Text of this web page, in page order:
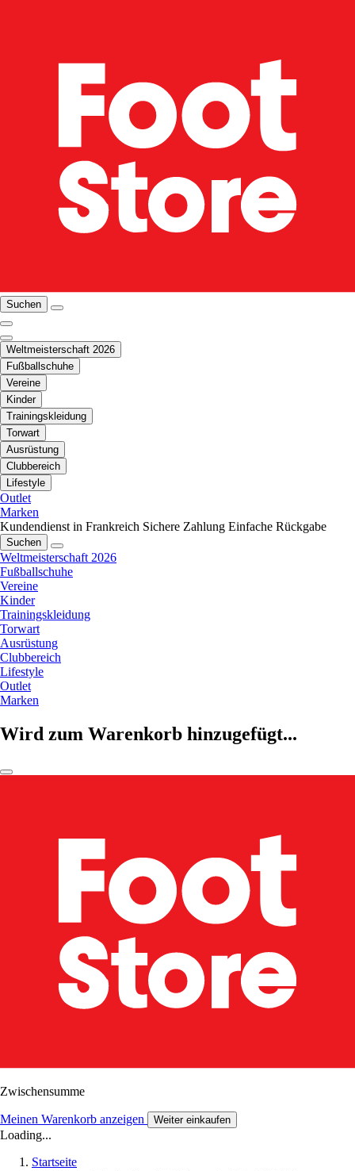
Suchen
Weltmeisterschaft 2026
Fußballschuhe
Vereine
Kinder
Trainingskleidung
Torwart
Ausrüstung
Clubbereich
Lifestyle
Outlet
Marken
Kundendienst in Frankreich Sichere Zahlung Einfache Rückgabe
Suchen
Weltmeisterschaft 2026
Fußballschuhe
Vereine
Kinder
Trainingskleidung
Torwart
Ausrüstung
Clubbereich
Lifestyle
Outlet
Marken
Wird zum Warenkorb hinzugefügt...
Zwischensumme
Meinen Warenkorb anzeigen Weiter einkaufen
Loading...
Startseite